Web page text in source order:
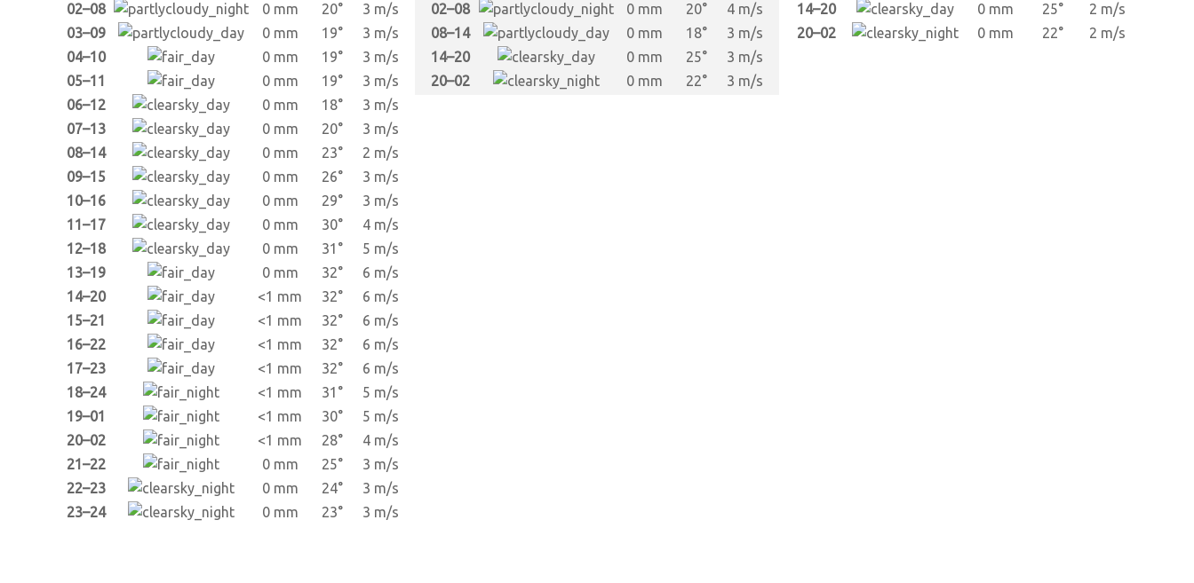
02–08
0 mm 20°
3 m/s
03–09
0 mm 19°
3 m/s
04–10
0 mm 19°
3 m/s
05–11
0 mm 19°
3 m/s
06–12
0 mm 18°
3 m/s
07–13
0 mm 20°
3 m/s
08–14
0 mm 23°
2 m/s
09–15
0 mm 26°
3 m/s
10–16
0 mm 29°
3 m/s
11–17
0 mm 30°
4 m/s
12–18
0 mm 31°
5 m/s
13–19
0 mm 32°
6 m/s
14–20
<1 mm 32°
6 m/s
15–21
<1 mm 32°
6 m/s
16–22
<1 mm 32°
6 m/s
17–23
<1 mm 32°
6 m/s
18–24
<1 mm 31°
5 m/s
19–01
<1 mm 30°
5 m/s
20–02
<1 mm 28°
4 m/s
21–22
0 mm 25°
3 m/s
22–23
0 mm 24°
3 m/s
23–24
0 mm 23° 3 m/s
02–08
0 mm 20°
4 m/s
08–14
0 mm 18°
3 m/s
14–20
0 mm 25°
3 m/s
20–02
0 mm 22° 3 m/s
14–20
0 mm 25°
2 m/s
20–02
0 mm 22° 2 m/s